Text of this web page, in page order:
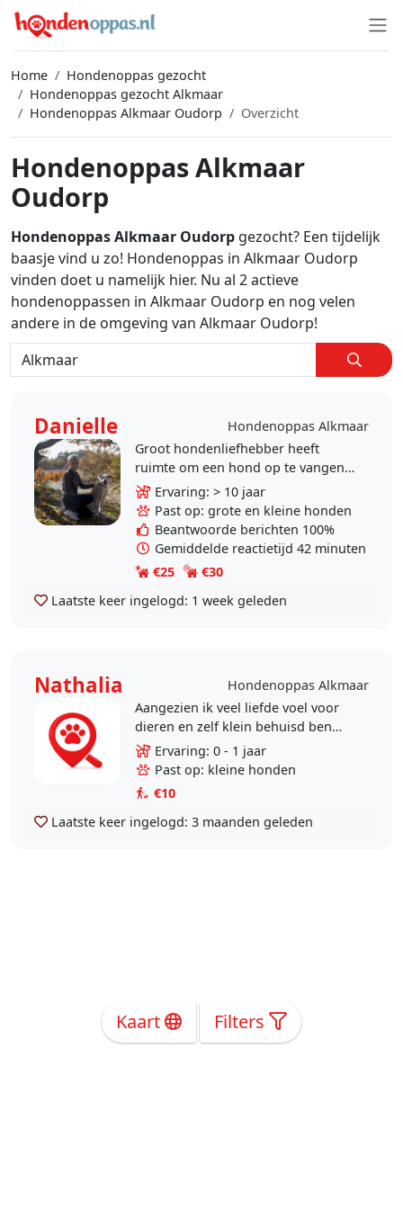
Home
Hondenoppas gezocht
Hondenoppas gezocht Alkmaar
Hondenoppas Alkmaar Oudorp
Overzicht
Hondenoppas Alkmaar
Oudorp
Hondenoppas Alkmaar Oudorp gezocht? Een tijdelijk
baasje vind u zo! Hondenoppas in Alkmaar Oudorp
vinden doet u namelijk hier. Nu al 2 actieve
hondenoppassen in Alkmaar Oudorp en nog velen
andere in de omgeving van Alkmaar Oudorp!
Danielle
Hondenoppas Alkmaar
Groot hondenliefhebber heeft
ruimte om een hond op te vangen.
Zelf hebben we een kruising uit
Roemenie, een reu van ongeveer
negen jaar oud. De hond..
Ervaring: > 10 jaar
Past op: grote en kleine honden
Beantwoorde berichten 100%
Gemiddelde reactietijd 42 minuten
€25
€30
Laatste keer ingelogd: 1 week geleden
Nathalia
Hondenoppas Alkmaar
Aangezien ik veel liefde voel voor
dieren en zelf klein behuisd ben
zou ik graag willen
oppassen..uitlaten. Recent had ik
een leuk hondje om te..
Ervaring: 0 - 1 jaar
Past op: kleine honden
€10
Laatste keer ingelogd: 3 maanden geleden
Kaart Filters